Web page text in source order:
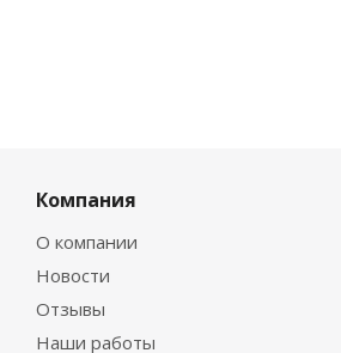
Компания
О компании
Новости
Отзывы
Наши работы